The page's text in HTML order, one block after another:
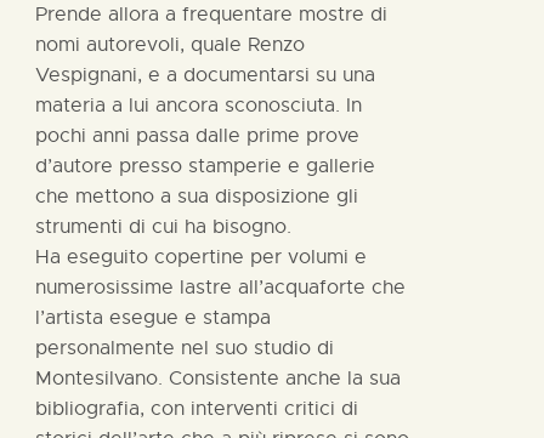
Prende allora a frequentare mostre di
nomi autorevoli, quale Renzo
Vespignani, e a documentarsi su una
materia a lui ancora sconosciuta. In
pochi anni passa dalle prime prove
d’autore presso stamperie e gallerie
che mettono a sua disposizione gli
strumenti di cui ha bisogno.
Ha eseguito copertine per volumi e
numerosissime lastre all’acquaforte che
l’artista esegue e stampa
personalmente nel suo studio di
Montesilvano. Consistente anche la sua
bibliografia, con interventi critici di